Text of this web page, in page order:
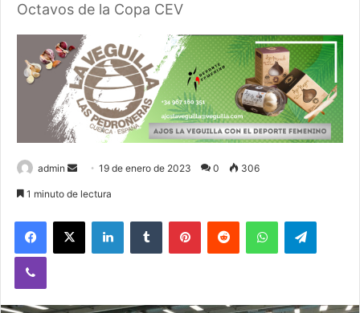
Octavos de la Copa CEV
admin
e
m
19 de enero de 2023 0 306
1 minuto de lectura